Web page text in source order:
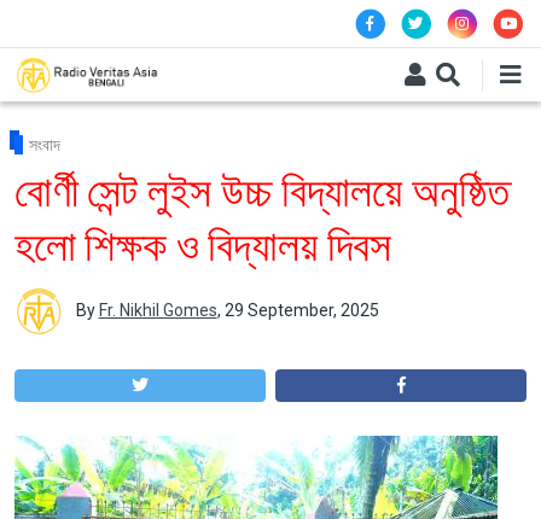
সংবাদ
বোর্ণী সেন্ট লুইস উচ্চ বিদ্যালয়ে অনুষ্ঠিত
হলো শিক্ষক ও বিদ্যালয় দিবস
By Fr. Nikhil Gomes, 29 September, 2025